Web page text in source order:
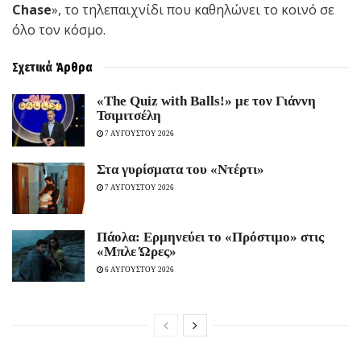
Chase», το τηλεπαιχνίδι που καθηλώνει το κοινό σε
όλο τον κόσμο.
Σχετικά Άρθρα
«The Quiz with Balls!» με τον Γιάννη
Τσιμιτσέλη
7 ΑΥΓΟΥΣΤΟΥ 2026
Στα γυρίσματα του «Ντέρτι»
7 ΑΥΓΟΥΣΤΟΥ 2026
Πάολα: Ερμηνεύει το «Πρόστιμο» στις
«Μπλε Ώρες»
6 ΑΥΓΟΥΣΤΟΥ 2026